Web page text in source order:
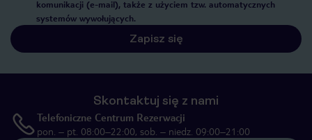
komunikacji (e-mail), także z użyciem tzw. automatycznych
systemów wywołujących.
Zapisz się
Skontaktuj się z nami
Telefoniczne Centrum Rezerwacji
pon. – pt. 08:00–22:00, sob. – niedz. 09:00–21:00